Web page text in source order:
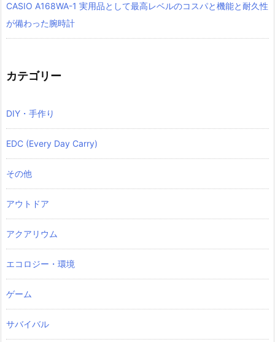
CASIO A168WA-1 実用品として最高レベルのコスパと機能と耐久性
が備わった腕時計
カテゴリー
DIY・手作り
EDC (Every Day Carry)
その他
アウトドア
アクアリウム
エコロジー・環境
ゲーム
サバイバル